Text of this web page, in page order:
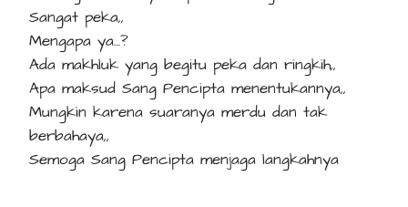
Sangat peka,,
Mengapa ya…?
Ada makhluk yang begitu peka dan ringkih,,
Apa maksud Sang Pencipta menentukannya,,
Mungkin karena suaranya merdu dan tak
berbahaya,,
Semoga Sang Pencipta menjaga langkahnya